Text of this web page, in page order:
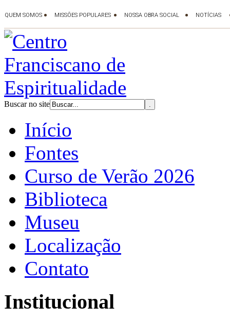
Buscar no site
Início
Fontes
Curso de Verão 2026
Biblioteca
Museu
Localização
Contato
Institucional